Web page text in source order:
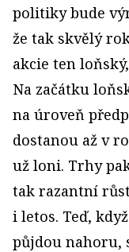
politiky bude
že tak skvělý
akcie ten
Na začátku
na úroveň
dostanou až v
už loni. Trhy
tak razantní
i letos. Teď,
půjdou nahoru,